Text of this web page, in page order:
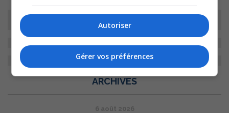
ARCHIVES
6 août 2026
Autoriser
Gérer vos préférences